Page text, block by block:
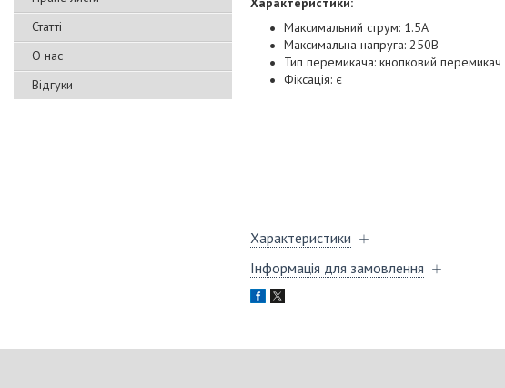
Статті
О нас
Відгуки
Максимальний струм: 1.5А
Максимальна напруга: 250В
Тип перемикача: кнопковий перемикач
Фіксація: є
Характеристики
Інформація для замовлення